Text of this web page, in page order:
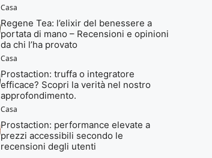
Casa
Regene Tea: l’elixir del benessere a
portata di mano – Recensioni e opinioni
da chi l’ha provato
Casa
Prostaction: truffa o integratore
efficace? Scopri la verità nel nostro
approfondimento.
Casa
Prostaction: performance elevate a
prezzi accessibili secondo le
recensioni degli utenti